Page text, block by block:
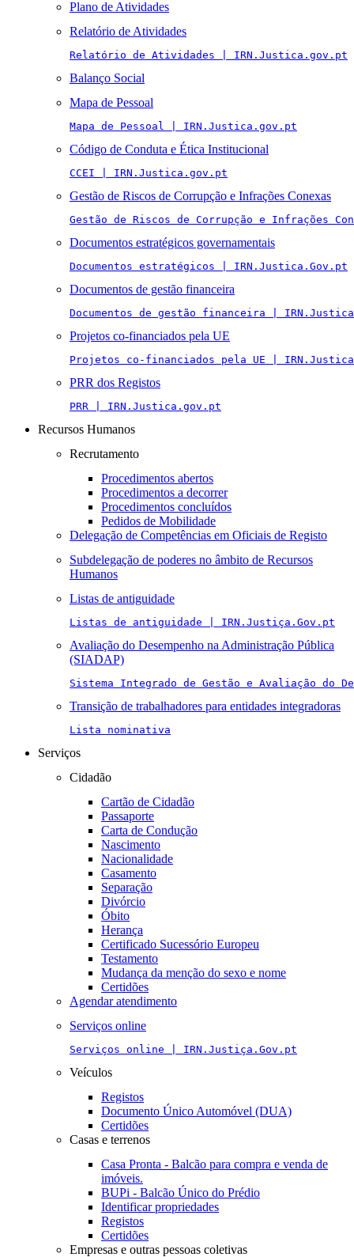
Plano de Atividades
Relatório de Atividades
Relatório de Atividades | IRN.Justica.gov.pt
Balanço Social
Mapa de Pessoal
Mapa de Pessoal | IRN.Justica.gov.pt
Código de Conduta e Ética Institucional
CCEI | IRN.Justica.gov.pt
Gestão de Riscos de Corrupção e Infrações Conexas
Gestão de Riscos de Corrupção e Infrações
Documentos estratégicos governamentais
Documentos estratégicos | IRN.Justica.Gov.pt
Documentos de gestão financeira
Documentos de gestão financeira |
Projetos co-financiados pela UE
Projetos co-financiados pela UE |
PRR dos Registos
PRR | IRN.Justica.gov.pt
Recursos Humanos
Recrutamento
Procedimentos abertos
Procedimentos a decorrer
Procedimentos concluídos
Pedidos de Mobilidade
Delegação de Competências em Oficiais de Registo
Subdelegação de poderes no âmbito de Recursos
Humanos
Listas de antiguidade
Listas de antiguidade | IRN.Justiça.Gov.pt
Avaliação do Desempenho na Administração Pública
(SIADAP)
Sistema Integrado de Gestão e Avaliação do
Transição de trabalhadores para entidades integradoras
Lista nominativa
Serviços
Cidadão
Cartão de Cidadão
Passaporte
Carta de Condução
Nascimento
Nacionalidade
Casamento
Separação
Divórcio
Óbito
Herança
Certificado Sucessório Europeu
Testamento
Mudança da menção do sexo e nome
Certidões
Agendar atendimento
Serviços online
Serviços online | IRN.Justiça.Gov.pt
Veículos
Registos
Documento Único Automóvel (DUA)
Certidões
Casas e terrenos
Casa Pronta - Balcão para compra e venda de
imóveis.
BUPi - Balcão Único do Prédio
Identificar propriedades
Registos
Certidões
Empresas e outras pessoas coletivas